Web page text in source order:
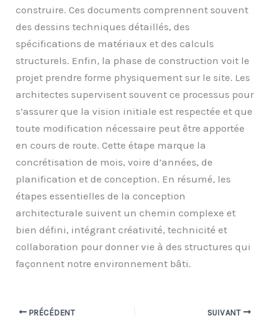
construire. Ces documents comprennent souvent
des dessins techniques détaillés, des
spécifications de matériaux et des calculs
structurels. Enfin, la phase de construction voit le
projet prendre forme physiquement sur le site. Les
architectes supervisent souvent ce processus pour
s’assurer que la vision initiale est respectée et que
toute modification nécessaire peut être apportée
en cours de route. Cette étape marque la
concrétisation de mois, voire d’années, de
planification et de conception. En résumé, les
étapes essentielles de la conception
architecturale suivent un chemin complexe et
bien défini, intégrant créativité, technicité et
collaboration pour donner vie à des structures qui
façonnent notre environnement bâti.
PRÉCÉDENT SUIVANT